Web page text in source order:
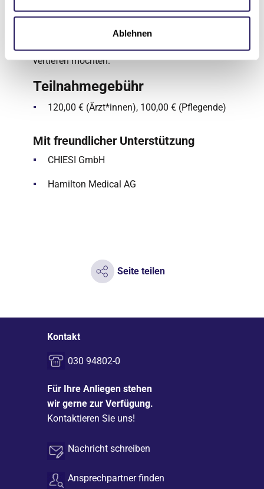
Ablehnen
Ärzt*innen, Pflegekräfte, Therapeut*innen und
medizinisches Fachpersonal, die ihr Wissen
vertiefen möchten.
Teilnahmegebühr
120,00 € (Ärzt*innen), 100,00 € (Pflegende)
Mit freundlicher Unterstützung
CHIESI GmbH
Hamilton Medical AG
Seite teilen
Kontakt
030 94802-0
Für Ihre Anliegen stehen
wir gerne zur Verfügung.
Kontaktieren Sie uns!
Nachricht schreiben
Ansprechpartner finden